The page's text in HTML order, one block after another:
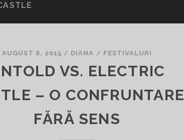
AUGUST 6, 2015 / DIANA / FESTIVALURI
VS. ELECTRIC
– O CONFRUNTARE
FĂRĂ SENS